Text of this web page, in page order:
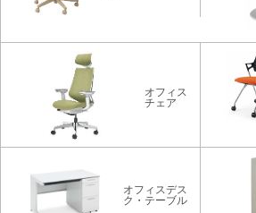
オフィス
チェア
オフィスデス
ク・テーブル